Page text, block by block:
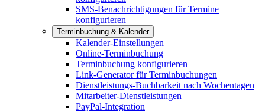
SMS-Benachrichtigungen für Termine
konfigurieren
Terminbuchung & Kalender
Kalender-Einstellungen
Online-Terminbuchung
Terminbuchung konfigurieren
Link-Generator für Terminbuchungen
Dienstleistungs-Buchbarkeit nach Wochentagen
Mitarbeiter-Dienstleistungen
PayPal-Integration